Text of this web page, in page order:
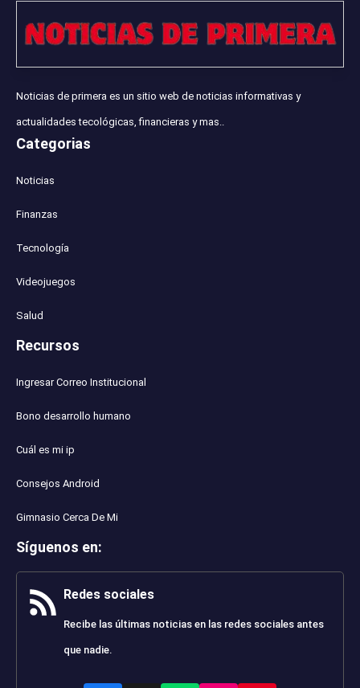
Noticias de primera es un sitio web de noticias informativas y
actualidades tecológicas, financieras y mas..
Categorias
Noticias
Finanzas
Tecnología
Videojuegos
Salud
Recursos
Ingresar Correo Institucional
Bono desarrollo humano
Cuál es mi ip
Consejos Android
Gimnasio Cerca De Mi
Síguenos en:
Redes sociales
Recibe las últimas noticias en las redes sociales antes
que nadie.